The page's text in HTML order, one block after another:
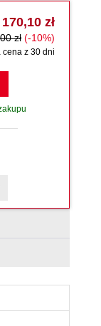
170,10 zł
zł (-10%)
cena z 30 dni